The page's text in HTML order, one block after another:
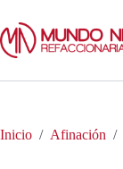
contenido
Inicio / Afinación /